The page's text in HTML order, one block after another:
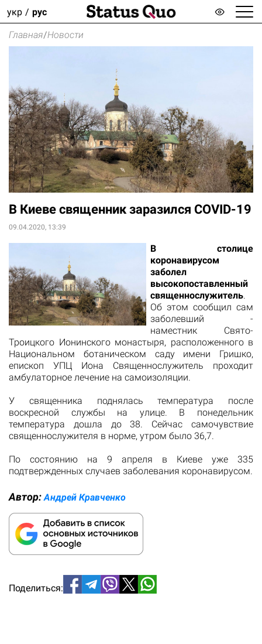
укр рус
Главная/Новости
В Киеве священник заразился COVID-19
09.04.2020, 13:39
В столице
коронавирусом
заболел
высокопоставленный
священнослужитель.
Об этом сообщил сам
заболевший -
наместник Свято-
Троицкого Ионинского монастыря, расположенного в
Национальном ботаническом саду имени Гришко,
епископ УПЦ Иона Священнослужитель проходит
амбулаторное лечение на самоизоляции.
У священника поднялась температура после
воскресной службы на улице. В понедельник
температура дошла до 38. Сейчас самочувствие
священнослужителя в норме, утром было 36,7.
По состоянию на 9 апреля в Киеве уже 335
подтвержденных случаев заболевания коронавирусом.
Автор: Андрей Кравченко
Поделиться: